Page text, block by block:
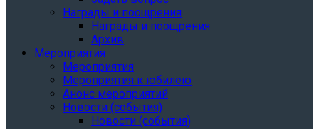
Награды и поощрения
Награды и поощрения
Архив
Мероприятия
Мероприятия
Мероприятия к юбилею
Анонс мероприятий
Новости (события)
Новости (события)